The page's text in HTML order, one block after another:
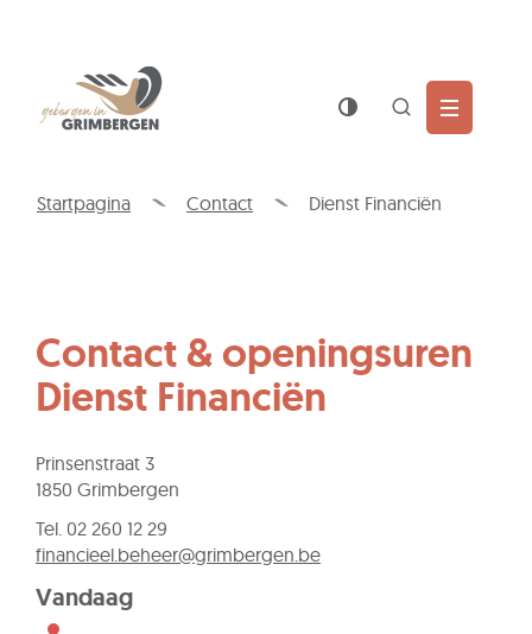
Gemeente
Grimbergen
Zoek
verbergen
Startpagina Contact Dienst Financiën
Contact & openingsuren
Dienst Financiën
Contact
Adres
Prinsenstraat 3
,1850 Grimbergen
Tel. 02 260 12 29
E-
financieel.beheer@grimbergen.be
Vandaag